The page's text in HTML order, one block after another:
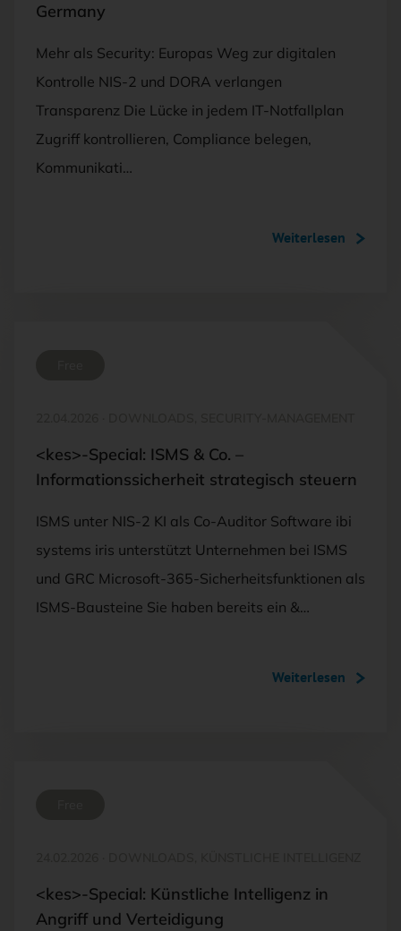
Germany
Mehr als Security: Europas Weg zur digitalen
Kontrolle NIS-2 und DORA verlangen
Transparenz Die Lücke in jedem IT-Notfallplan
Zugriff kontrollieren, Compliance belegen,
Kommunikati…
Weiterlesen
<kes>-Special: ISMS & Co. –
Informationssicherheit strategisch steuern
ISMS unter NIS-2 KI als Co-Auditor Software ibi
systems iris unterstützt Unternehmen bei ISMS
und GRC Microsoft-365-Sicherheitsfunktionen als
ISMS-Bausteine Sie haben bereits ein &…
Weiterlesen
<kes>-Special: Künstliche Intelligenz in
Angriff und Verteidigung